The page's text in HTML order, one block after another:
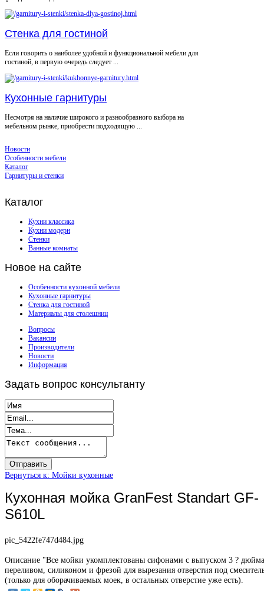
Стенка для гостиной
Если говорить о наиболее удобной и функциональной мебели для
гостиной, в первую очередь следует ...
Кухонные гарнитуры
Несмотря на наличие широкого и разнообразного выбора на
мебельном рынке, приобрести подходящую ...
Новости
Особенности мебели
Каталог
Гарнитуры и стенки
Каталог
Кухни классика
Кухни модерн
Стенки
Ванные комнаты
Новое на сайте
Особенности кухонной мебели
Кухонные гарнитуры
Стенка для гостиной
Материалы для столешниц
Вопросы
Вакансии
Производители
Новости
Информация
Задать вопрос консультанту
Вернуться к: Мойки кухонные
Кухонная мойка GranFest Standart GF-
S610L
pic_5422fe747d484.jpg
Описание "Все мойки укомплектованы сифонами с выпуском 3 ?
переливом, силиконом и фрезой для вырезания отверстия под
(только для оборачиваемых моек, в остальных отверстие уже есть).